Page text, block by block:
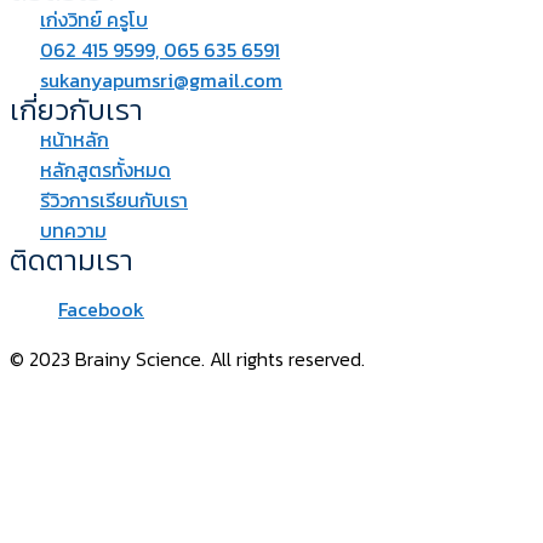
เก่งวิทย์ ครูโบ
062 415 9599, 065 635 6591
sukanyapumsri@gmail.com
เกี่ยวกับเรา
หน้าหลัก
หลักสูตรทั้งหมด
รีวิวการเรียนกับเรา
บทความ
ติดตามเรา
Facebook
© 2023 Brainy Science. All rights reserved.